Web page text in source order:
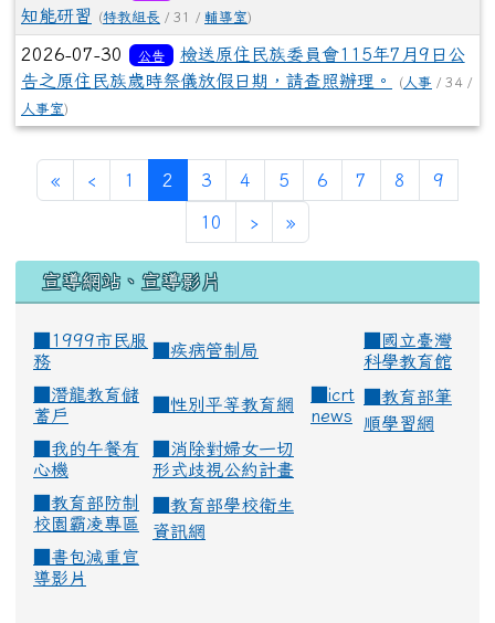
知能研習
(特教組長 / 31 / 輔導室)
2026-07-30 公告
檢送原住民族委員會115年7月9日公
告之原住民族歲時祭儀放假日期，請查照辦理。
( 人事 / 34 /
人事室)
« ‹ 1 2 (current)
3 4 5 6 7 8 9
10 › »
宣導網站、宣導影片
■1999市民服
務
疾病管制局
國立臺灣
科學教育館
潛龍教育儲
蓄戶
性別平等教育網
icrt
news
教育部筆
順學習網
我的午餐有
心機
消除對婦女一切
形式歧視公約計畫
教育部防制
校園霸凌專區
教育部學校衛生
資訊網
書包減重宣
導影片